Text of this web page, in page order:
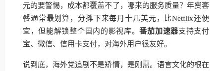
元的要警惕，成本都覆盖不了，哪来的服务质量？年费套
餐通常最划算，分摊下来每月十几美元，比Netflix还便
宜，但能解锁整个国内的影视库。番茄加速器支持支付
宝、微信、信用卡支付，对海外用户很友好。
说到底，海外党追剧不是矫情，是刚需。语言文化的根在